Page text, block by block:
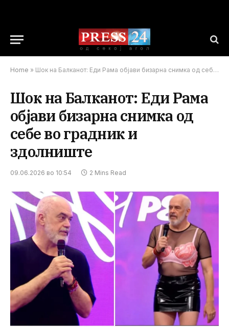
Home » Шок на Балканот: Еди Рама објави бизарна снимка од себе во градник и здолниште
Шок на Балканот: Еди Рама
објави бизарна снимка од
себе во градник и
здолниште
09.06.2026 во 10:54 2 Mins Read